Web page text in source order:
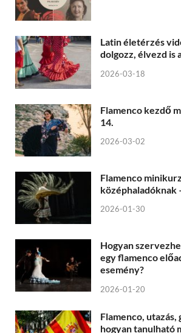
Latin életérzés
dolgozz, élvezd is
2026-03-18
Flamenco kezdő
14.
2026-03-02
Flamenco
középhaladóknak
2026-01-30
Hogyan
egy flamenco
esemény?
2026-01-20
Flamenco, utazás,
hogyan tanulható